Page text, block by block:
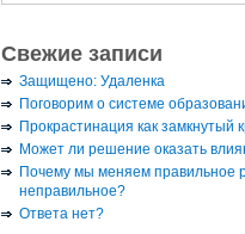
Свежие записи
Защищено: Удаленка
Поговорим о системе
Прокрастинация как замкнутый
Может ли решение оказать
Почему мы меняем правильное
неправильное?
Ответа нет?